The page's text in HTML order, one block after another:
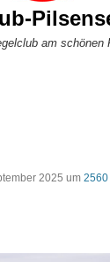
am schönen
2025 um 2560